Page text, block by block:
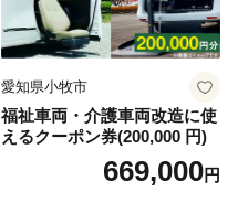
愛知県小牧市
福祉車両・介護車両改造に使
えるクーポン券(200,000 円)
669,000円